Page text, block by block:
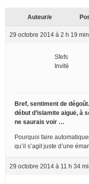
Auteur/e
29 octobre 2014 à 2 h 19 min
Sfefs
Invité
Bref, sentiment de
début d’islamite aiguë, à
ne saurais voir …
Pourquoi faire
qu’il s’agit juste d’une
29 octobre 2014 à 11 h 34